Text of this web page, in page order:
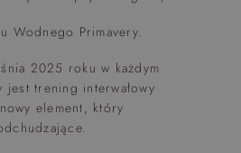
Primavery.
2025 roku w każdym
trening interwałowy
element, który